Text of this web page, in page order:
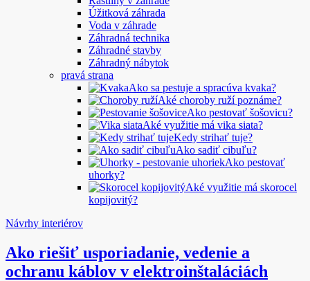
Úžitková záhrada
Voda v záhrade
Záhradná technika
Záhradné stavby
Záhradný nábytok
pravá strana
Ako sa pestuje a spracúva kvaka?
Aké choroby ruží poznáme?
Ako pestovať šošovicu?
Aké využitie má vika siata?
Kedy strihať tuje?
Ako sadiť cibuľu?
Ako pestovať
uhorky?
Aké využitie má skorocel
kopijovitý?
Návrhy interiérov
Ako riešiť usporiadanie, vedenie a
ochranu káblov v elektroinštaláciách